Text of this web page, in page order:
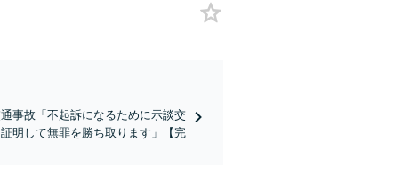
事故「不起訴になるために示談交
明して無罪を勝ち取ります」【完